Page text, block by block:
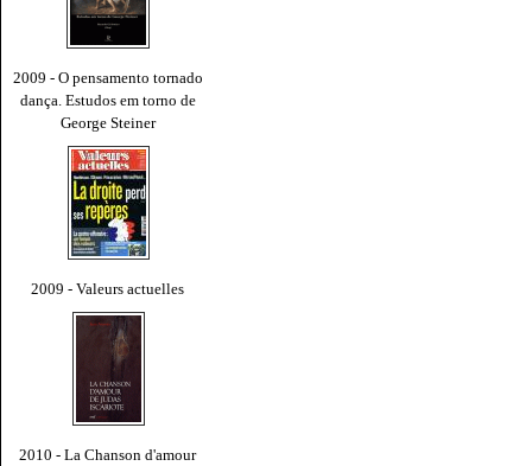
2009 - O pensamento tornado
dança. Estudos em torno de
George Steiner
2009 - Valeurs actuelles
2010 - La Chanson d'amour